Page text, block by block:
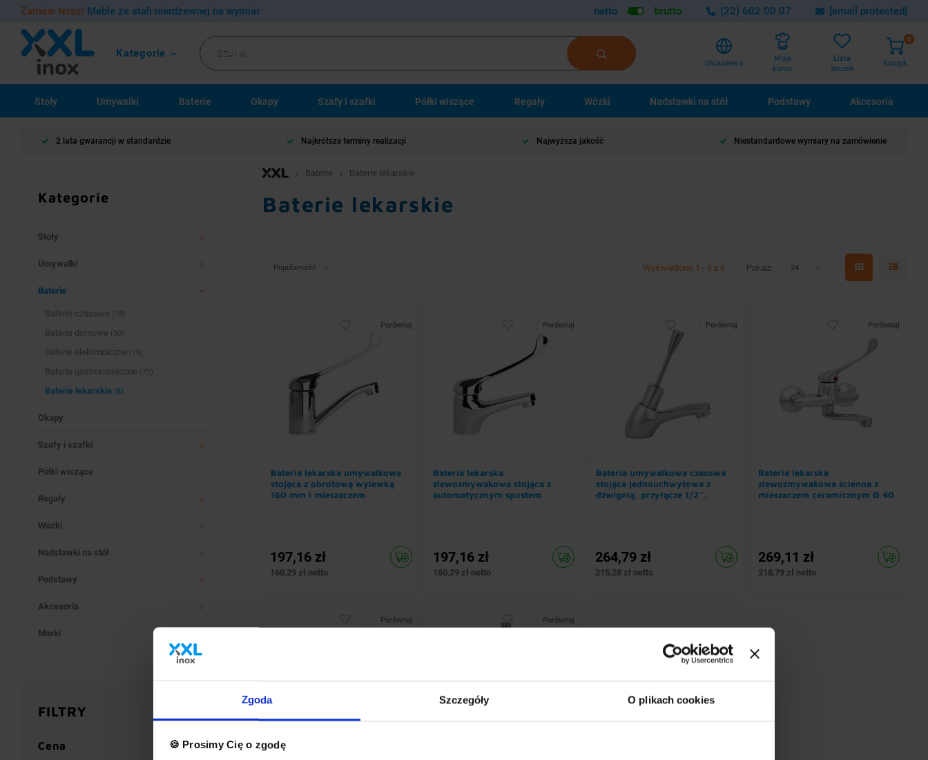
Zgoda Szczegóły O plikach cookies
🍪 Prosimy Cię o zgodę
Zamów teraz! Meble ze stali nierdzewnej na wymiar netto brutto (22) 602 00 07 [email protected]
Kategorie
Ustawienia
Moje
konto
Lista
życzeń
Koszyk
0
Stoły Umywalki Baterie Okapy Szafy i szafki Półki wiszące Regały Wózki Nadstawki na stół Podstawy Akcesoria
2 lata gwarancji w standardzie Najkrótsze terminy realizacji Najwyższa jakość Niestandardowe wymiary na zamówienie
Kategorie
Stoły
Umywalki
Baterie
Baterie czasowe (18)
Baterie domowe (30)
Baterie elektroniczne (19)
Baterie gastronomiczne (72)
Baterie lekarskie (6)
Okapy
Szafy i szafki
Półki wiszące
Regały
Wózki
Nadstawki na stół
Podstawy
Akcesoria
Marki
FILTRY
Cena
Baterie Baterie lekarskie
Baterie lekarskie
Popularność Wyświetlono 1 - 6 z 6 Pokaż: 24
Porównaj
Bateria lekarska umywalkowa
stojąca z obrotową wylewką
160 mm i mieszaczem
197,16 zł
160,29 zł netto
Porównaj
Bateria lekarska
zlewozmywakowa stojąca z
automatycznym spustem
197,16 zł
160,29 zł netto
Porównaj
Bateria umywalkowa czasowa
stojąca jednouchwytowa z
dźwignią, przyłącze 1/2'',
264,79 zł
215,28 zł netto
Porównaj
Bateria lekarska
zlewozmywakowa ścienna z
mieszaczem ceramicznym Ø 40
269,11 zł
218,79 zł netto
Porównaj Porównaj